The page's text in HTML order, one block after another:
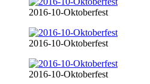
2016-10-Oktoberfest
2016-10-Oktoberfest
2016-10-Oktoberfest